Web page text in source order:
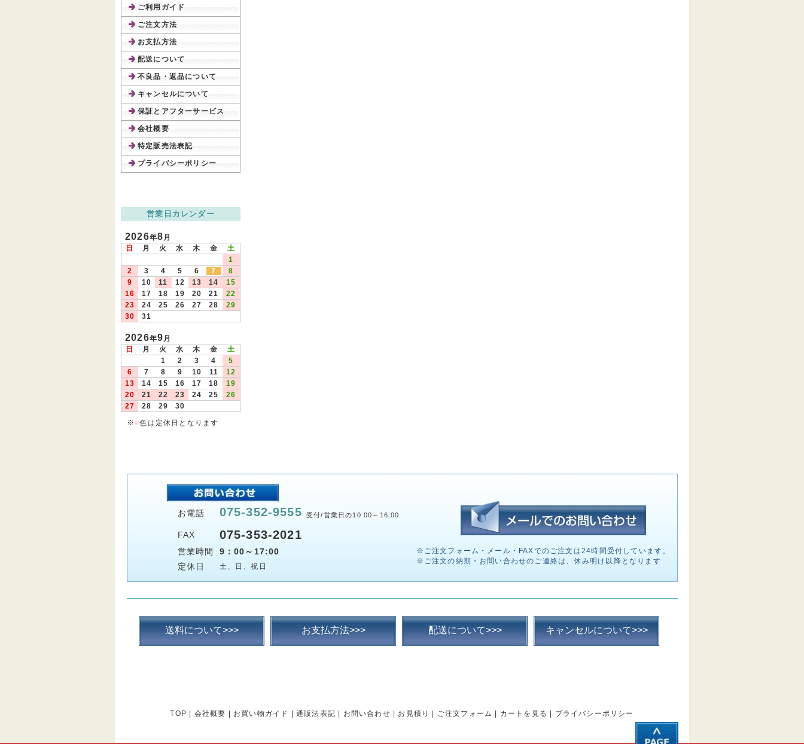
ご利用ガイド
ご注文方法
お支払方法
配送について
不良品・返品について
キャンセルについて
保証とアフターサービス
会社概要
特定販売法表記
プライバシーポリシー
営業日カレンダー
2026年8月
日
月 火 水 木 金
土
1
2
3 4 5 6 7
8
9
10 11 12 13 14
15
16
17 18 19 20 21
22
23
24 25 26 27 28
29
30
31
2026年9月
日
月 火 水 木 金
土
1
2 3 4
5
6
7 8 9 10 11
12
13
14 15 16 17 18
19
20
21 22 23 24 25
26
27
28 29
30
※ ■色は定休日となります
お電話 075-352-9555 受付/営業日の10:00～16:00
FAX 075-353-2021
営業時間
9：00～17:00
定休日
土、日、祝日
※ご注文フォーム・メール・FAXでのご注文は24時間受付しています。
※ご注文の納期・お問い合わせのご連絡は、休み明け以降となります
送料について>>> お支払方法>>> 配送について>>> キャンセルについて>>>
TOP 会社概要 お買い物ガイド 通販法表記 お問い合わせ お見積り ご注文フォーム カートを見る プライバシーポリシー